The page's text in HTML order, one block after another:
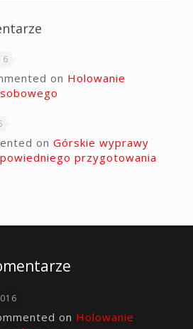
on Holowanie
on Górskie wyprawy
przygotowania
on Holowanie